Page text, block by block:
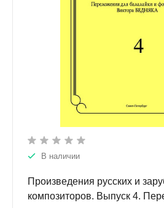
В наличии
Произведения русских и
композиторов. Выпуск 4.